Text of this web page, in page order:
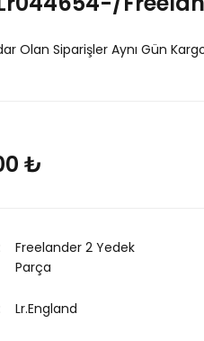
Olan Siparişler Aynı Gün
₺
Freelander 2 Yedek
Parça
Lr.England